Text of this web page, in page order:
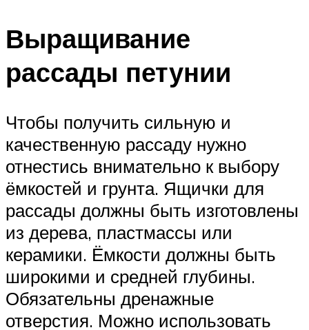
Выращивание
рассады петунии
Чтобы получить сильную и
качественную рассаду нужно
отнестись внимательно к выбору
ёмкостей и грунта. Ящички для
рассады должны быть изготовлены
из дерева, пластмассы или
керамики. Ёмкости должны быть
широкими и средней глубины.
Обязательны дренажные
отверстия. Можно использовать